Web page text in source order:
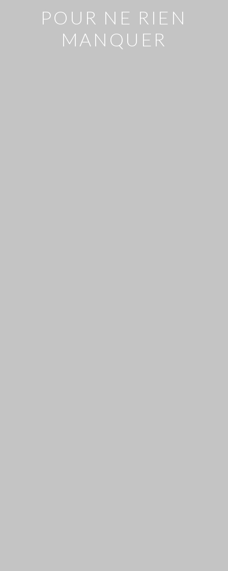
POUR NE RIEN
MANQUER